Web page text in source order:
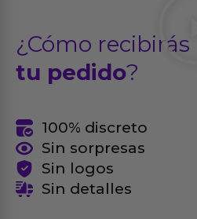
¿Cómo recibirás
tu pedido?
100% discreto
Sin sorpresas
Sin logos
Sin detalles